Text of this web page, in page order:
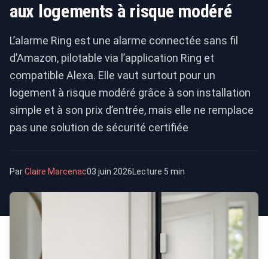
aux logements à risque modéré
L’alarme Ring est une alarme connectée sans fil
d’Amazon, pilotable via l’application Ring et
compatible Alexa. Elle vaut surtout pour un
logement à risque modéré grâce à son installation
simple et à son prix d’entrée, mais elle ne remplace
pas une solution de sécurité certifiée
ParClaire Marcenac03 juin 2026Lecture 5 min